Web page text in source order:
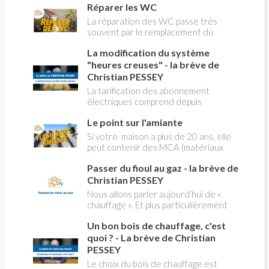
Réparer les WC
La réparation des WC passe très
souvent par le remplacement du
expliquer
La modification du système
"heures creuses" - la brève de
Christian PESSEY
La tarification des abonnement
électriques comprend depuis
pleines, heures creuses. Aujourd'hui
Christian PESSEY vous explique tout
ce qu'il faut savoir sur la nouvelle
modification du système "heures
creuses" qui concerne près de 15
millions de Français !
Le point sur l'amiante
Si votre maison a plus de 20 ans, elle
peut contenir des MCA (matériaux
panique, on fait le point dans notre
flash news n°3 spéciale Amiante et
ses dangers avec Christian Pessey
Passer du fioul au gaz - la brève de
Christian PESSEY
Nous allons parler aujourd’hui de «
chauffage ». Et plus particulièrement
aborder l’abandon du fioul au profit du
gaz.
Un bon bois de chauffage, c'est
quoi ? - La brève de Christian
PESSEY
Le choix du bois de chauffage est